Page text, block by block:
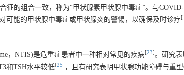
征的组合一致，称为“甲状腺素甲状腺中毒症”。与
可能的甲状腺中毒症或甲状腺炎的警惕，以确保及时诊疗[
，NTIS)是危重症患者中一种相对常见的疾病[23]。研究
和TSH水平较低[25] ，且有研究表明甲状腺功能障碍与重